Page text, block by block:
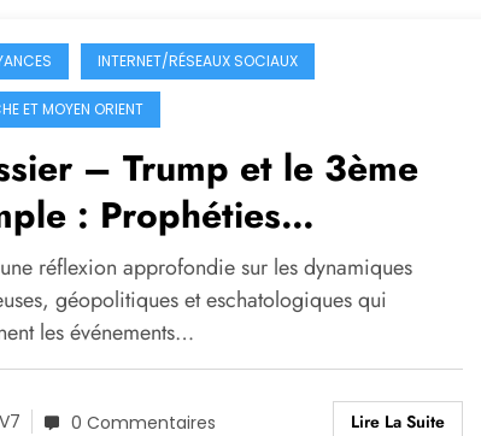
INTERNET/RÉSEAUX SOCIAUX
ET MOYEN ORIENT
– Trump et le 3ème
: Prophéties
guerre au
Orient, accord
et le projet du
Israël
réflexion approfondie sur les dynamiques
géopolitiques et eschatologiques qui
les événements…
0 Commentaires Lire La Suite